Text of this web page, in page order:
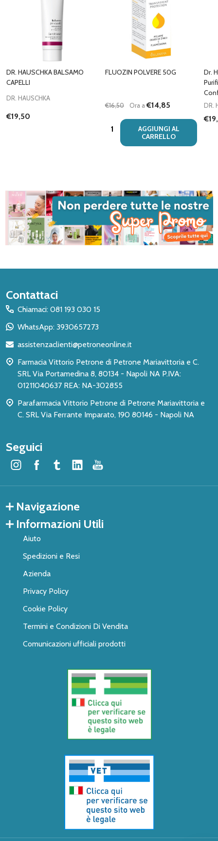
DR. HAUSCHKA BALSAMO
CAPELLI
DR. HAUSCHKA
€19,50
FLUOZIN POLVERE 50G
€16,50 Ora a€14,85
Quantità:
AGGIUNGI AL
CARRELLO
Dr.
DR.
Inizio
del
piè
pagina
Contattaci
Chiamaci: 081 193 030 15
WhatsApp: 3930657273
assistenzaclienti@petroneonline.it
Farmacia Vittorio Petrone di Petrone Mariavittoria e C.
SRL Via Portamedina 8, 80134 - Napoli NA P.IVA:
01211040637 REA: NA-302855
Parafarmacia Vittorio Petrone di Petrone Mariavittoria e
C. SRL Via Ferrante Imparato, 190 80146 - Napoli NA
Seguici
Navigazione
Informazioni Utili
Aiuto
Spedizioni e Resi
Azienda
Privacy Policy
Cookie Policy
Termini e Condizioni Di Vendita
Comunicazioni ufficiali prodotti